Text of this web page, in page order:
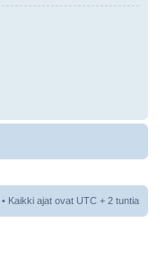
• Kaikki ajat ovat UTC + 2 tuntia